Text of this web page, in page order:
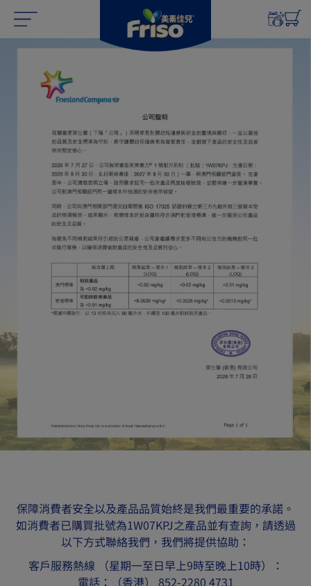
保障消費者安全以及產品品質始終是我們最重要的承諾。
如消費者已購買批號為1W07KPJ之產品並有查詢，請透過
以下方式聯絡我們，我們將提供協助：
客戶服務熱線 （星期一至日早上9時至晚 上1 0 時 ） ：
電話：（香港） 852-2280 4731